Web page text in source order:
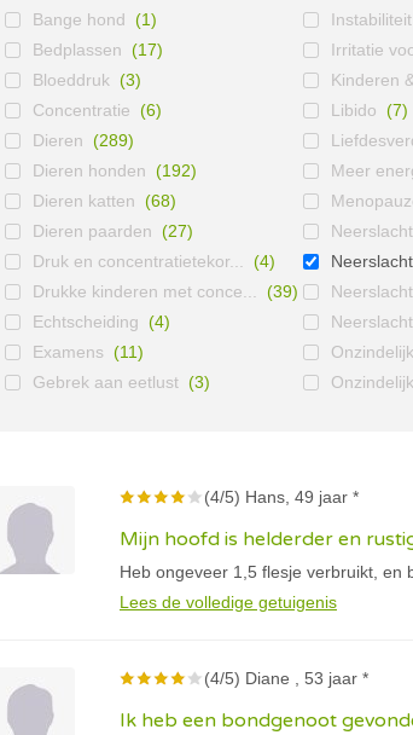
Bange hond (1)
Bedplassen (17)
Bloeddruk (3)
Concentratie (6)
Dieren (289)
Dieren honden (192)
Dieren katten (68)
Dieren paarden (27)
Druk en concentratietekor...
(4)
Drukke kinderen met conce...
(39)
Echtscheiding (4)
Examens (11)
Gebrek aan eetlust (3)
Instabiliteit
Irritatie
Kinderen
Libido (7)
Meer
(4/5) Hans, 49 jaar *
Mijn hoofd is helderder en
Heb ongeveer 1,5 flesje verbruikt, en
Lees de volledige getuigenis
(4/5) Diane , 53 jaar *
Ik heb een bondgenoot